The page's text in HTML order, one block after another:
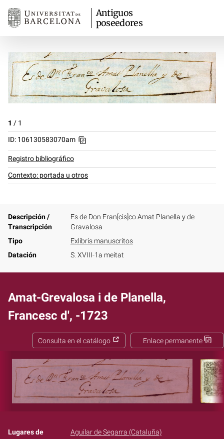
Antiguos
poseedores
1 / 1
ID: 106130583070am
Registro bibliográfico
Contexto: portada u otros
Descripción /
Transcripción
Es de Don Fran[cis]co Amat Planella y de
Gravalosa
Tipo
Exlibris manuscritos
Datación
S. XVIII-1a meitat
Amat-Grevalosa i de Planella,
Francesc d', -1723
Enlace permanente
Consulta en el catálogo
Lugares de
Aguilar de Segarra (Cataluña)